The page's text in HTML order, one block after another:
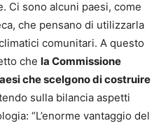
Ci sono alcuni paesi, come
che pensano di utilizzarla
comunitari. A questo
che la Commissione
che scelgono di costruire
sulla bilancia aspetti
“L’enorme vantaggio del